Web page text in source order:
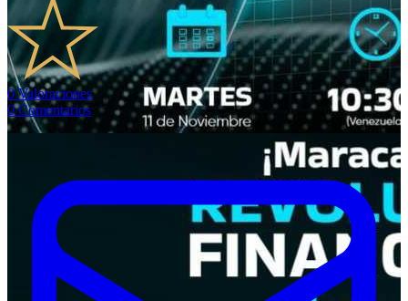
0 Valoraciones
0 Comentarios